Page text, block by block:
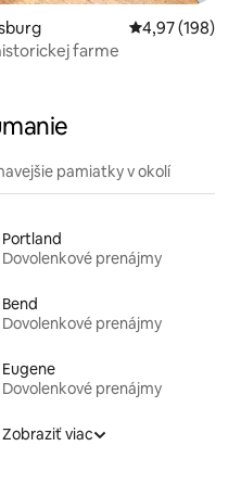
Priemerné
4,97 (198)
farme
pamiatky v okolí
Portland
Dovolenkové prenájmy
Bend
Dovolenkové prenájmy
Eugene
Dovolenkové prenájmy
Zobraziť viac